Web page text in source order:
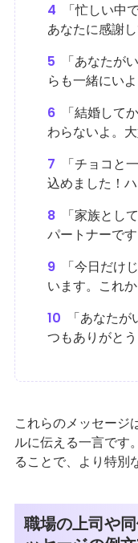
4
「忙しい中
あなたに感謝
5
「あなたが
らも一緒にいよ
6
「結婚して
わらないよ。大
7
「チョコと
込めました！
8
「家族とし
パートナーです
9
「今日だけ
います。これ
10
「あなた
つもありがとう
これらのメッセージ
ルに伝える一言です
ることで、より特別
職場の上司や